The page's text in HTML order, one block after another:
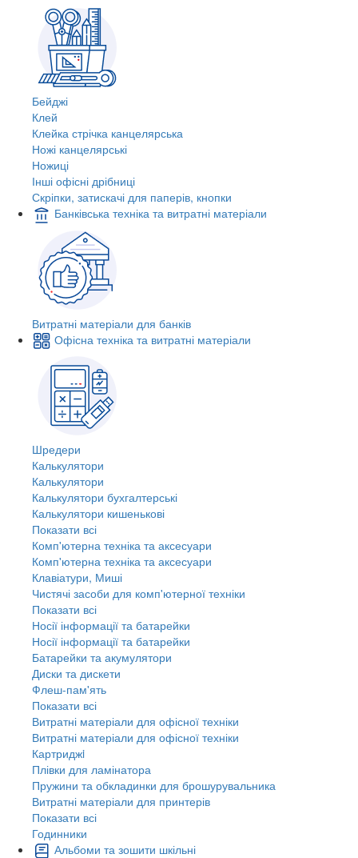
Бейджі
Клей
Клейка стрічка канцелярська
Ножі канцелярські
Ножиці
Інші офісні дрібниці
Скріпки, затискачі для паперів, кнопки
Банківська техніка та витратні матеріали
Витратні матеріали для банків
Офісна техніка та витратні матеріали
Шредери
Калькулятори
Калькулятори
Калькулятори бухгалтерські
Калькулятори кишенькові
Показати всі
Комп'ютерна техніка та аксесуари
Комп'ютерна техніка та аксесуари
Клавіатури, Миші
Чистячі засоби для комп'ютерної техніки
Показати всі
Носії інформації та батарейки
Носії інформації та батарейки
Батарейки та акумулятори
Диски та дискети
Флеш-пам'ять
Показати всі
Витратні матеріали для офісної техніки
Витратні матеріали для офісної техніки
Картриджi
Плівки для ламінатора
Пружини та обкладинки для брошурувальника
Витратні матеріали для принтерів
Показати всі
Годинники
Альбоми та зошити шкільні